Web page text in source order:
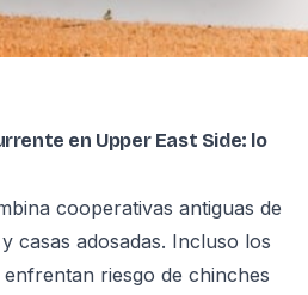
en Upper East Side: lo
cooperativas antiguas de
casas adosadas. Incluso los
riesgo de chinches